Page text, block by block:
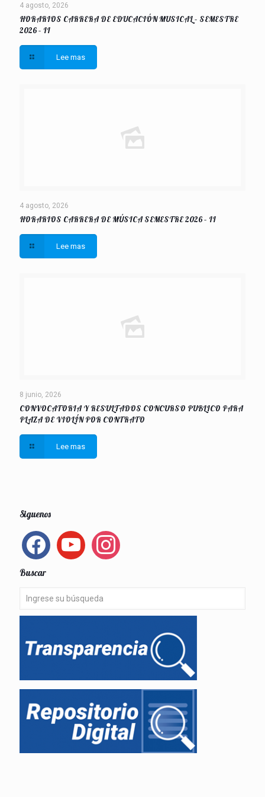
4 agosto, 2026
HORARIOS CARRERA DE EDUCACIÓN MUSICAL – SEMESTRE
2026 – II
Lee mas
4 agosto, 2026
HORARIOS CARRERA DE MÚSICA SEMESTRE 2026 – II
Lee mas
8 junio, 2026
CONVOCATORIA Y RESULTADOS CONCURSO PUBLICO PARA
PLAZA DE VIOLÍN POR CONTRATO
Lee mas
Siguenos
facebook youtube instagram
Buscar